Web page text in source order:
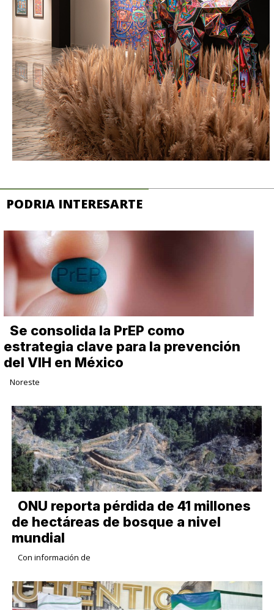
PODRIA INTERESARTE
Se consolida la PrEP como
estrategia clave para la prevención
del VIH en México
Noreste
ONU reporta pérdida de 41 millones
de hectáreas de bosque a nivel
mundial
Con información de